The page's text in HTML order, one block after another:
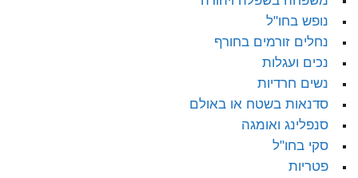
נופש בחו"ל
נחלים זורמים בחורף
נכים ועגלות
נשים חרדיות
סדנאות בשטח או באולם
סנפלינג ואומגה
סקי בחו"ל
פטריות